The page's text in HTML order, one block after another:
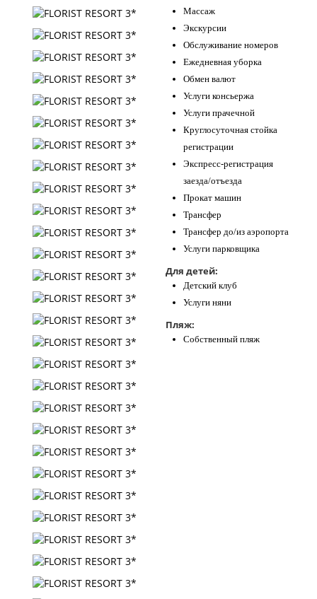
Массаж
Экскурсии
Обслуживание номеров
Ежедневная уборка
Обмен валют
Услуги консьержа
Услуги прачечной
Круглосуточная стойка
регистрации
Экспресс-регистрация
заезда/отъезда
Прокат машин
Трансфер
Трансфер до/из аэропорта
Услуги парковщика
Для детей:
Детский клуб
Услуги няни
Пляж:
Собственный пляж